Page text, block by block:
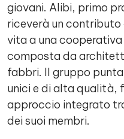
giovani. Alibi, primo
riceverà un
vita a una
composta da
fabbri. Il gruppo
unici e di alta qualità,
approccio integrato
dei suoi membri.